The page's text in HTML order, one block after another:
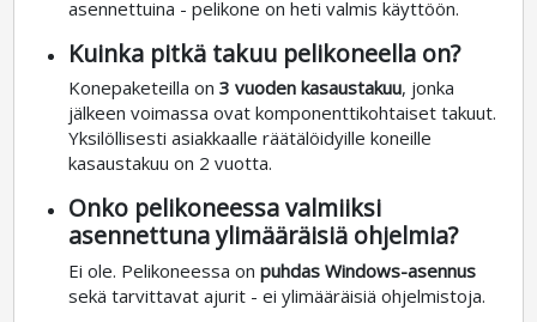
asennettuina - pelikone on heti valmis käyttöön.
Kuinka pitkä takuu pelikoneella on?
Konepaketeilla on3 vuoden kasaustakuu, jonka
jälkeen voimassa ovat komponenttikohtaiset takuut.
Yksilöllisesti asiakkaalle räätälöidyille koneille
kasaustakuu on 2 vuotta.
Onko pelikoneessa valmiiksi
asennettuna ylimääräisiä ohjelmia?
Ei ole. Pelikoneessa onpuhdas Windows-asennus
sekä tarvittavat ajurit - ei ylimääräisiä ohjelmistoja.